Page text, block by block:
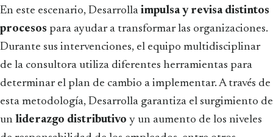
En este escenario, Desarrolla impulsa y revisa distintos
procesos para ayudar a transformar las organizaciones.
Durante sus intervenciones, el equipo multidisciplinar
de la consultora utiliza diferentes herramientas para
determinar el plan de cambio a implementar. A través de
esta metodología, Desarrolla garantiza el surgimiento de
un liderazgo distributivo y un aumento de los niveles